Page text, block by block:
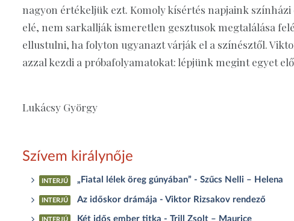
nagyon értékeljük ezt. Komoly kísértés napjaink
elé, nem sarkallják ismeretlen gesztusok megtalálása
ellustulni, ha folyton ugyanazt várják el a színésztől.
azzal kezdi a próbafolyamatokat: lépjünk megint egyet
Lukácsy György
Szívem királynője
INTERJÚ „Fiatal lélek öreg gúnyában” - Szűcs Nelli – Helena
INTERJÚ Az időskor drámája - Viktor Rizsakov rendező
Két idős ember titka - Trill Zsolt – Maurice